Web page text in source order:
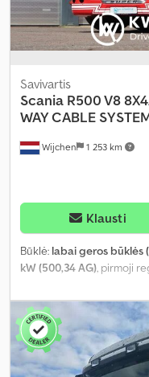
Wijchen 1 253 km
Savivartis
Scania R500 V8
WAY CABLE
Klausti
Būklė: labai geros būklės
kW (500,34 AG) , pirmoji
tipas:automatinis, pavarų
pakaba:oras , Gamybos
elektrinis langų
kondicionavimas,
sėdynės šildytuvas,